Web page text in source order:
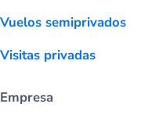
Vuelos semiprivados
Visitas privadas
Empresa